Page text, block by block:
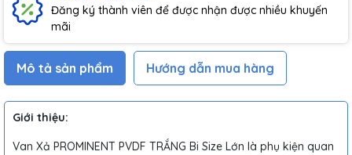
Đăng ký thành viên để được nhận được nhiều khuyến
mãi
Mô tả sản phẩm Hướng dẫn mua hàng
Giới thiệu:
Van Xả PROMINENT PVDF TRẮNG Bi Size Lớn là phụ kiện quan